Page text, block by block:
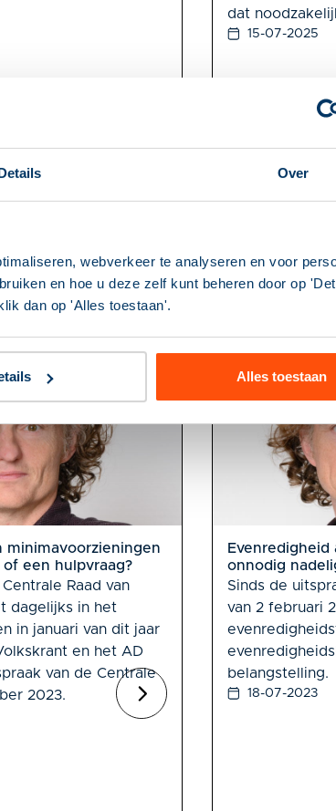
Over
webverkeer te analyseren en voor
en hoe u deze zelf kunt beheren door op
dan op 'Alles toestaan'.
Alles toestaan
dat
15-07-2025
minimavoorzieningen
een hulpvraag?
Raad van
dagelijks in het
in januari van dit jaar
en het AD
van de Centrale
2023.
Evenredigheid
onnodig
Sinds de
van 2 februari
belangstelling.
18-07-2023